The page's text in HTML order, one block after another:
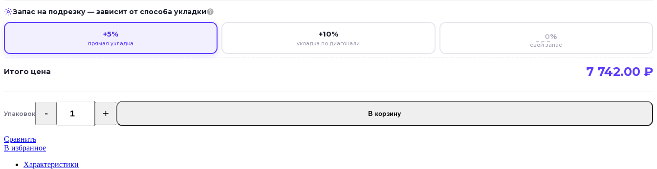
Запас на подрезку — зависит от способа укладки
+5%
прямая укладка
+10%
укладка по диагонали
%
свой запас
Итого цена 7 742.00 ₽
УпаковокКоличество
товара
Floor
Premium
XL
В корзину
Сравнить
В избранное
Характеристики